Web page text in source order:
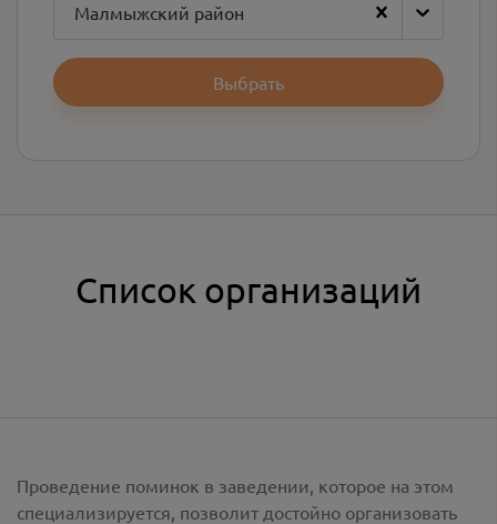
Малмыжский район
Выбрать
Список организаций
Проведение поминок в заведении, которое на этом
специализируется, позволит достойно организовать